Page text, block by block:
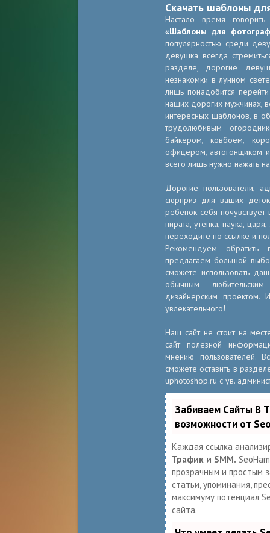
Скачать шаблоны
Настало время
«Шаблоны для
популярностью среди
девушка всегда
разделе, дорогие
незнакомки в лунном
лишь понадобится
наших дорогих мужчинах,
интересных шаблонов, в
трудолюбивым
байкером, ковбоем,
офицером, автогонщиком
всего лишь нужно нажать
Дорогие пользователи,
сюрприз для ваших
ребенок себя почувствует
пирата, утенка, паука,
переходите по ссылке и
Рекомендуем
предлагаем большой
сможете использовать
обычным
дизайнерским
увлекательного!
Наш сайт не стоит на
сайт полезной
мнению пользователей.
сможете оставить в
uphotoshop.ru с ув.
Забиваем Сайты В
возможности от
Каждая ссылка
Трафик и SMM.
прозрачным и простым
статьи, упоминания,
максимуму потенциал
сайта.